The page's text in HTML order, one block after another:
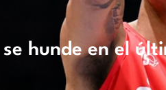
hunde en el